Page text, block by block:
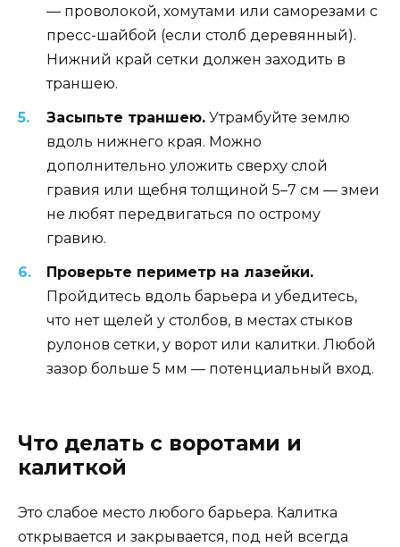
— проволокой, хомутами или саморезами с
пресс-шайбой (если столб деревянный).
Нижний край сетки должен заходить в
траншею.
Засыпьте траншею. Утрамбуйте землю
вдоль нижнего края. Можно
дополнительно уложить сверху слой
гравия или щебня толщиной 5–7 см — змеи
не любят передвигаться по острому
гравию.
Проверьте периметр на лазейки.
Пройдитесь вдоль барьера и убедитесь,
что нет щелей у столбов, в местах стыков
рулонов сетки, у ворот или калитки. Любой
зазор больше 5 мм — потенциальный вход.
Что делать с воротами и
калиткой
Это слабое место любого барьера. Калитка
открывается и закрывается, под ней всегда